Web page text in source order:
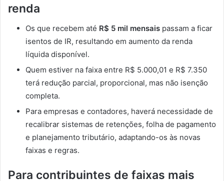
renda
Os que recebem até R$ 5 mil mensais passam a ficar
isentos de IR, resultando em aumento da renda
líquida disponível.
Quem estiver na faixa entre R$ 5.000,01 e R$ 7.350
terá redução parcial, proporcional, mas não isenção
completa.
Para empresas e contadores, haverá necessidade de
recalibrar sistemas de retenções, folha de pagamento
e planejamento tributário, adaptando-os às novas
faixas e regras.
Para contribuintes de faixas mais